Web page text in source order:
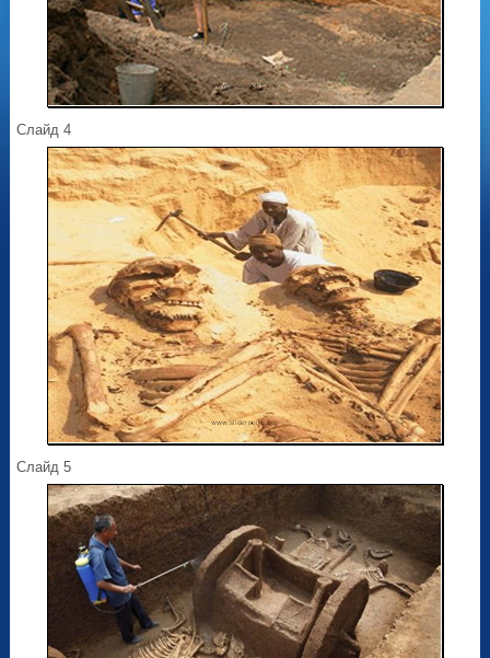
Слайд 4
Слайд 5